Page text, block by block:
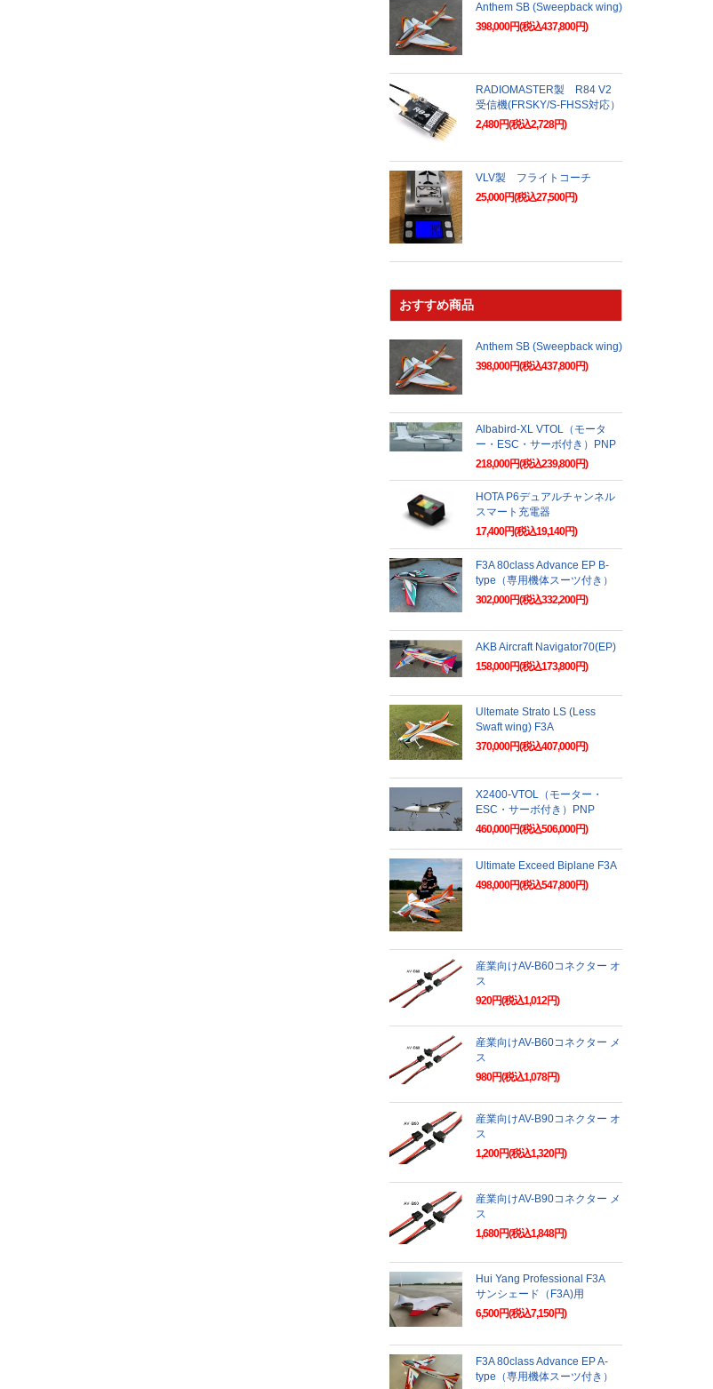
Anthem SB (Sweepback wing)
398,000円(税込437,800円)
RADIOMASTER製 R84 V2
受信機(FRSKY/S-FHSS対応）
2,480円(税込2,728円)
VLV製 フライトコーチ
25,000円(税込27,500円)
おすすめ商品
Anthem SB (Sweepback wing)
398,000円(税込437,800円)
Albabird-XL VTOL（モータ
ー・ESC・サーボ付き）PNP
218,000円(税込239,800円)
HOTA P6デュアルチャンネル
スマート充電器
17,400円(税込19,140円)
F3A 80class Advance EP B-
type（専用機体スーツ付き）
302,000円(税込332,200円)
AKB Aircraft Navigator70(EP)
158,000円(税込173,800円)
Ultemate Strato LS (Less
Swaft wing) F3A
370,000円(税込407,000円)
X2400-VTOL（モーター・
ESC・サーボ付き）PNP
460,000円(税込506,000円)
Ultimate Exceed Biplane F3A
498,000円(税込547,800円)
産業向けAV-B60コネクター オ
ス
920円(税込1,012円)
産業向けAV-B60コネクター メ
ス
980円(税込1,078円)
産業向けAV-B90コネクター オ
ス
1,200円(税込1,320円)
産業向けAV-B90コネクター メ
ス
1,680円(税込1,848円)
Hui Yang Professional F3A
サンシェード（F3A)用
6,500円(税込7,150円)
F3A 80class Advance EP A-
type（専用機体スーツ付き）